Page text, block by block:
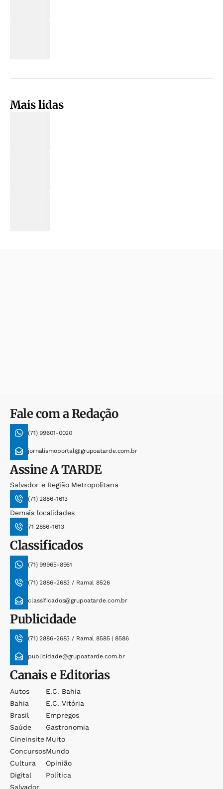
Mais lidas
Fale com a Redação
(71) 99601-0020
jornalismoportal@grupoatarde.com.br
AssineA TARDE
Salvador e Região Metropolitana
(71) 2886-1613
Demais localidades
71 2886-1613
Classificados
(71) 99965-8961
(71) 2886-2683 / Ramal 8526
classificados@grupoatarde.com.br
Publicidade
(71) 2886-2683 / Ramal 8585 | 8586
publicidade@grupoatarde.com.br
Canais e Editorias
Autos
Bahia
Brasil
Saúde
Cineinsite
Concursos
Cultura
Digital
Salvador
E.c. Bahia
E.c. Vitória
Empregos
Gastronomia
Muito
Mundo
Opinião
Política